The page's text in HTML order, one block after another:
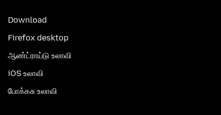
Download
Firefox desktop
ஆண்ட்ராய்டு உலாவி
iOS உலாவி
போக்கசு உலாவி